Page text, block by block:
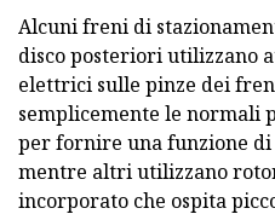
Alcuni freni di
disco posteriori utilizzano
elettrici sulle pinze dei
semplicemente le normali
per fornire una funzione
mentre altri utilizzano
incorporato che ospita